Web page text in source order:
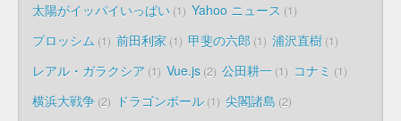
太陽がイッパイいっぱい 1 Yahoo ニュース 1
プロッシム 1 前田利家 1 甲斐の六郎 1 浦沢直樹 1
レアル・ガラクシア 1 Vue.js 2 公田耕一 1 コナミ 1
横浜大戦争 2 ドラゴンボール 1 尖閣諸島 2